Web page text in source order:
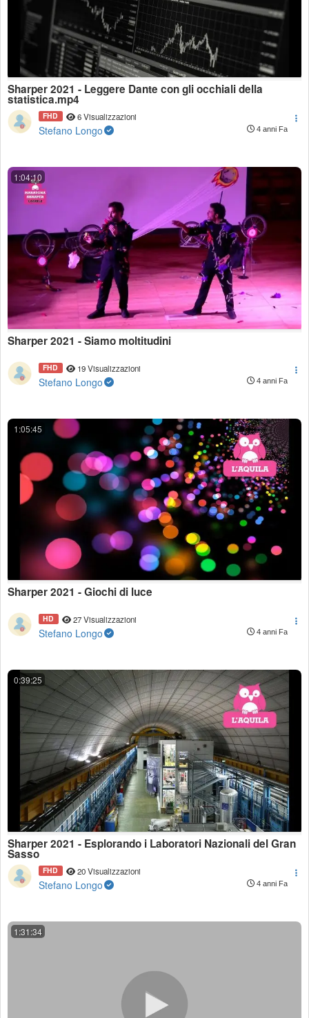
Sharper 2021 - Leggere Dante con gli occhiali della
statistica.mp4
FHD 6 Visualizzazioni
Stefano Longo 4 anni Fa
1:04:10
Sharper 2021 - Siamo moltitudini
FHD 19 Visualizzazioni
Stefano Longo 4 anni Fa
1:05:45
Sharper 2021 - Giochi di luce
HD 27 Visualizzazioni
Stefano Longo 4 anni Fa
0:39:25
Sharper 2021 - Esplorando i Laboratori Nazionali del Gran
Sasso
FHD 20 Visualizzazioni
Stefano Longo 4 anni Fa
1:31:34